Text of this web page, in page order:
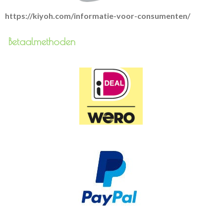
https://kiyoh.com/informatie-voor-consumenten/
Betaalmethoden